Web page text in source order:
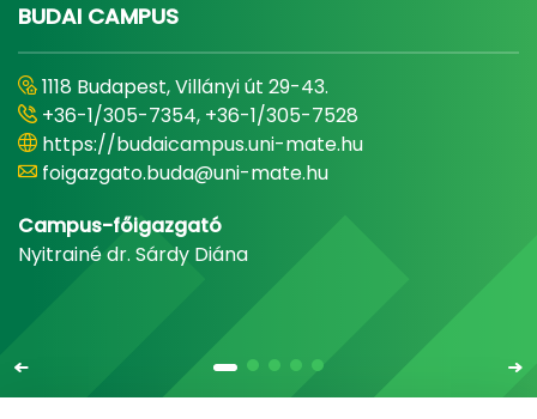
BUDAI CAMPUS
1118 Budapest, Villányi út 29-43.
+36-1/305-7354, +36-1/305-7528
https://budaicampus.uni-mate.hu
foigazgato.buda@uni-mate.hu
Campus-főigazgató
Nyitrainé dr. Sárdy Diána